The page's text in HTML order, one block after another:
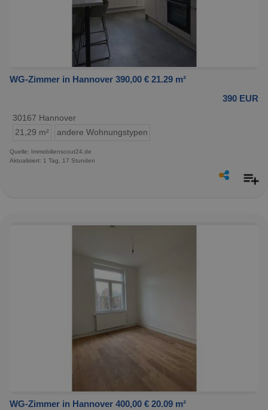
WG-Zimmer in Hannover 390,00 € 21.29 m²
390 EUR
30167 Hannover
21,29 m²
andere Wohnungstypen
Quelle: Immobilienscout24.de
Aktualisiert: 1 Tag, 17 Stunden
WG-Zimmer in Hannover 400,00 € 20.09 m²